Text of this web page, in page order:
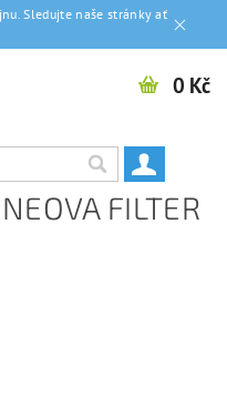
Sledujte naše stránky ať
0 Kč
FILTER